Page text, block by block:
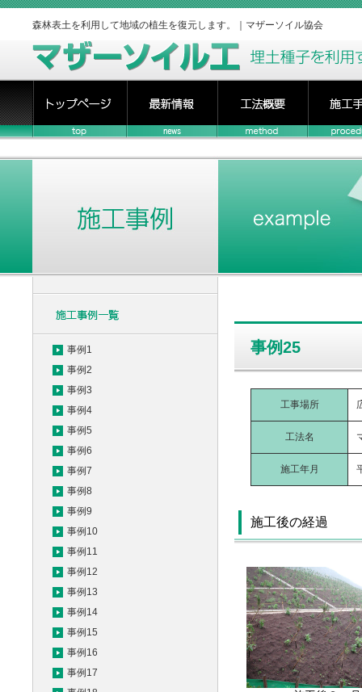
森林表土を利用して地域の植生を復元します。｜マザーソイル協会
事例1
事例2
事例3
事例4
事例5
事例6
事例7
事例8
事例9
事例10
事例11
事例12
事例13
事例14
事例15
事例16
事例17
事例25
工事場所
工法名
施工年月
施工後の経過